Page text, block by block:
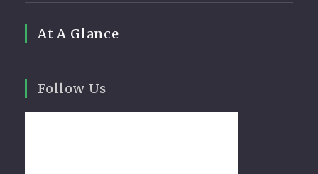
At A Glance
Follow Us